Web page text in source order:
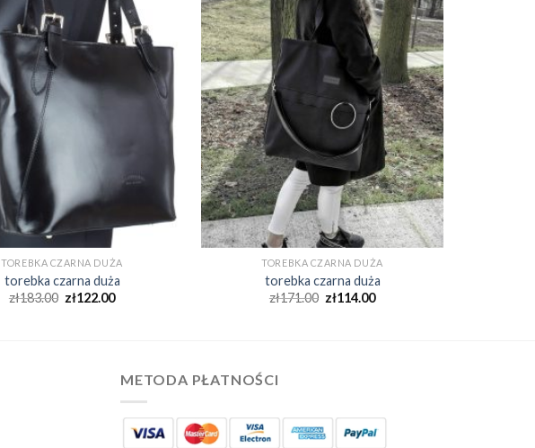
TOREBKA CZARNA DUŻA
torebka czarna duża
zł183.00 zł122.00
TOREBKA CZARNA DUŻA
torebka czarna duża
zł171.00 zł114.00
METODA PŁATNOŚCI